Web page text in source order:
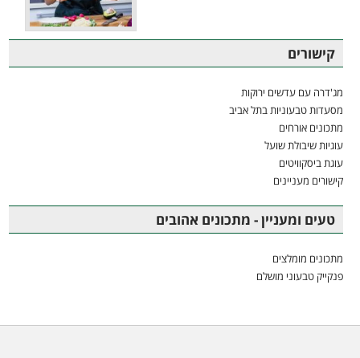
קישורים
מג'דרה עם עדשים ירוקות
מסעדות טבעוניות בתל אביב
מתכונים אורחים
עוגיות שיבולת שועל
עוגת ביסקוויטים
קישורים מעניינים
טעים ומעניין - מתכונים אהובים
מתכונים מומלצים
פנקייק טבעוני מושלם